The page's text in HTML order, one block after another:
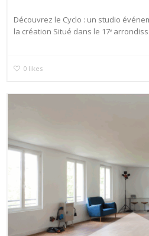
Découvrez le Cyclo : un studio
la création Situé dans le 17ᵉ
0 likes